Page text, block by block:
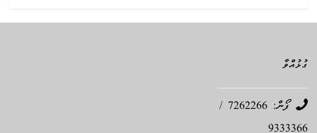
ގުޅުއްވާ
ފޯން: 7262266 /
9333366